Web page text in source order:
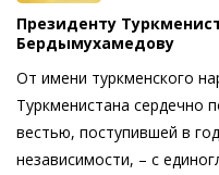
Президенту
Бердымухамедову
От имени туркменского
Туркменистана сердечно
вестью, поступившей в
независимости, – с